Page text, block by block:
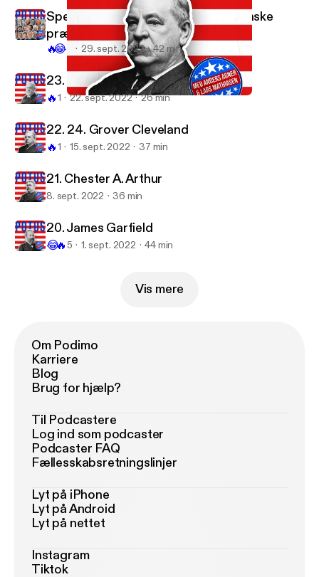
22. 24. Grover Cleveland
Special: De største taler af amerikanske
præsidenter
🔥😂 29. sept. 2022 42 min
23. Benjamin Harrison
🔥1 22. sept. 2022 26 min
22. 24. Grover Cleveland
🔥1 15. sept. 2022 37 min
21. Chester A. Arthur
8. sept. 2022 36 min
20. James Garfield
😂🔥 5 1. sept. 2022 44 min
Vis mere
Om Podimo
Karriere
Blog
Brug for hjælp?
Til Podcastere
Log ind som podcaster
Podcaster FAQ
Fællesskabsretningslinjer
Lyt på iPhone
Lyt på Android
Lyt på nettet
Instagram
Tiktok